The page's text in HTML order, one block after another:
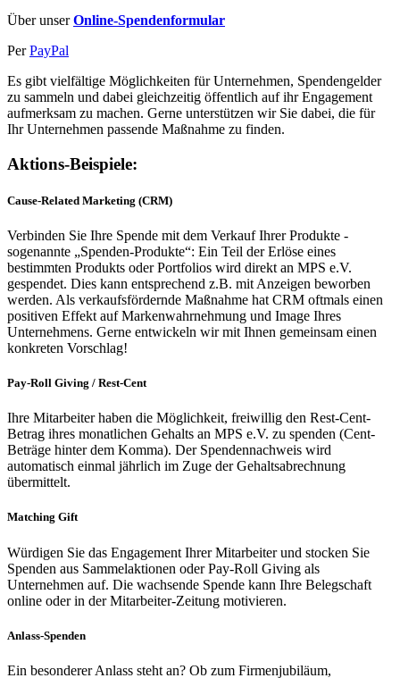
Über unser Online-Spendenformular
PerPayPal
Es gibt vielfältige Möglichkeiten für Unternehmen, Spendengelder
zu sammeln und dabei gleichzeitig öffentlich auf ihr Engagement
aufmerksam zu machen. Gerne unterstützen wir Sie dabei, die für
Ihr Unternehmen passende Maßnahme zu finden.
Aktions-Beispiele:
Cause-Related Marketing (CRM)
Verbinden Sie Ihre Spende mit dem Verkauf Ihrer Produkte -
sogenannte „Spenden-Produkte“: Ein Teil der Erlöse eines
bestimmten Produkts oder Portfolios wird direkt an MPS e.V.
gespendet. Dies kann entsprechend z.B. mit Anzeigen beworben
werden. Als verkaufsfördernde Maßnahme hat CRM oftmals einen
positiven Effekt auf Markenwahrnehmung und Image Ihres
Unternehmens. Gerne entwickeln wir mit Ihnen gemeinsam einen
konkreten Vorschlag!
Pay-Roll Giving / Rest-Cent
Ihre Mitarbeiter haben die Möglichkeit, freiwillig den Rest-Cent-
Betrag ihres monatlichen Gehalts an MPS e.V. zu spenden (Cent-
Beträge hinter dem Komma). Der Spendennachweis wird
automatisch einmal jährlich im Zuge der Gehaltsabrechnung
übermittelt.
Matching Gift
Würdigen Sie das Engagement Ihrer Mitarbeiter und stocken Sie
Spenden aus Sammelaktionen oder Pay-Roll Giving als
Unternehmen auf. Die wachsende Spende kann Ihre Belegschaft
online oder in der Mitarbeiter-Zeitung motivieren.
Anlass-Spenden
Ein besonderer Anlass steht an? Ob zum Firmenjubiläum,